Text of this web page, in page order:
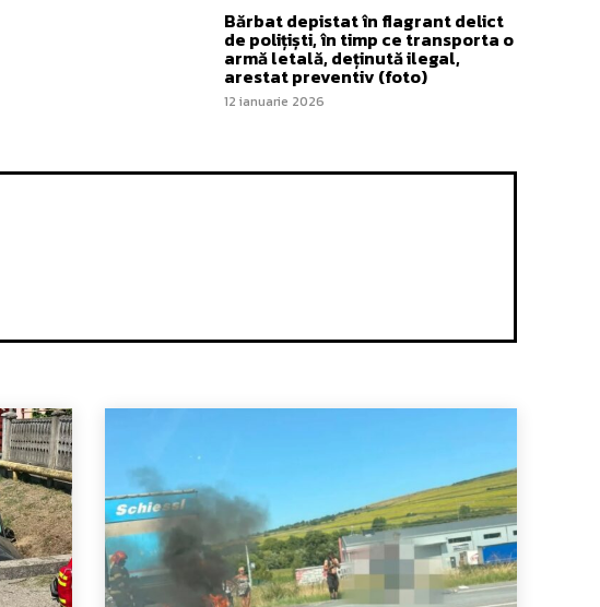
Bărbat depistat în flagrant delict
de polițiști, în timp ce transporta o
armă letală, deținută ilegal,
arestat preventiv (foto)
12 ianuarie 2026